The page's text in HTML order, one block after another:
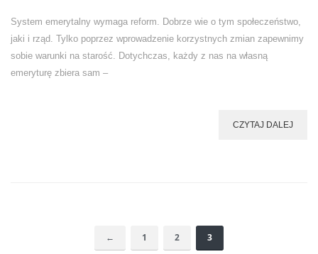
System emerytalny wymaga reform. Dobrze wie o tym społeczeństwo,
jaki i rząd. Tylko poprzez wprowadzenie korzystnych zmian zapewnimy
sobie warunki na starość. Dotychczas, każdy z nas na własną
emeryturę zbiera sam –
CZYTAJ DALEJ
← 1 2 3